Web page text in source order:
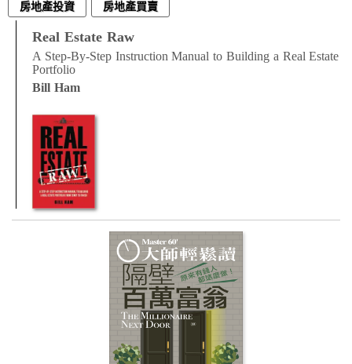
房地產投資 房地產買賣
Real Estate Raw
A Step-By-Step Instruction Manual to Building a Real Estate
Portfolio
Bill Ham